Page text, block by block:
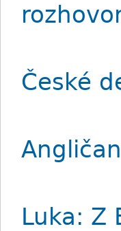
České
Luka: Z